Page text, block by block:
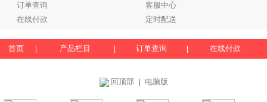
订单查询
客服中心
在线付款
定时配送
首页 产品栏目 订单查询 在线付款
回顶部 电脑版